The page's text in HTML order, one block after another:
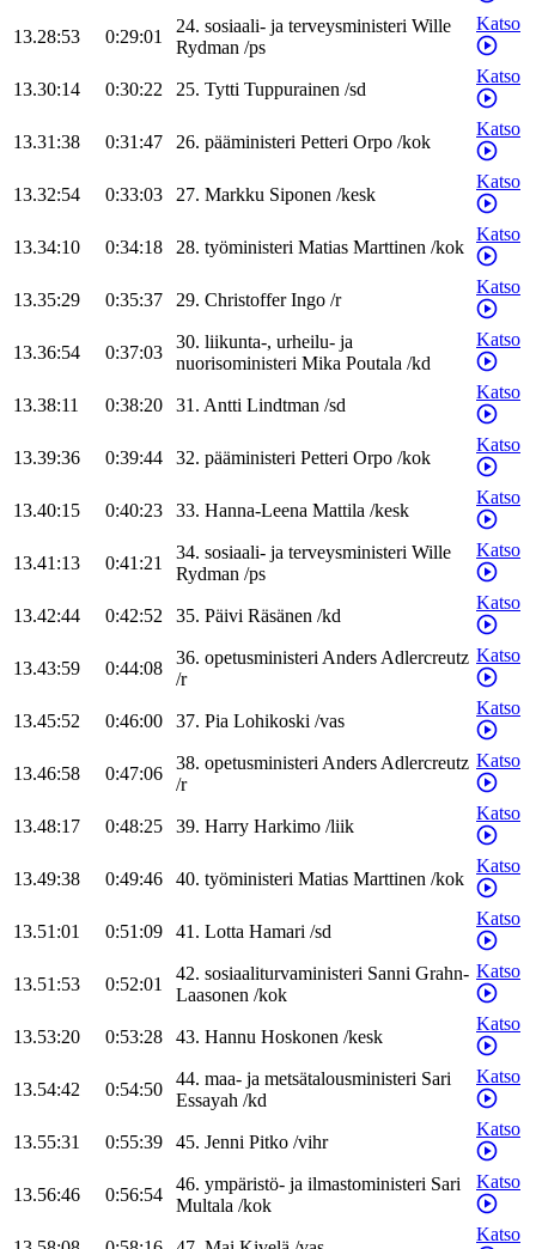
13.28:53 0:29:01
24. sosiaali- ja terveysministeri Wille
Rydman /ps
Katso
13.30:14 0:30:22 25. Tytti Tuppurainen /sd
Katso
13.31:38 0:31:47 26. pääministeri Petteri Orpo /kok
Katso
13.32:54 0:33:03 27. Markku Siponen /kesk
Katso
13.34:10 0:34:18 28. työministeri Matias Marttinen /kok
Katso
13.35:29 0:35:37 29. Christoffer Ingo /r
Katso
13.36:54 0:37:03
30. liikunta-, urheilu- ja
nuorisoministeri Mika Poutala /kd
Katso
13.38:11 0:38:20 31. Antti Lindtman /sd
Katso
13.39:36 0:39:44 32. pääministeri Petteri Orpo /kok
Katso
13.40:15 0:40:23 33. Hanna-Leena Mattila /kesk
Katso
13.41:13 0:41:21
34. sosiaali- ja terveysministeri Wille
Rydman /ps
Katso
13.42:44 0:42:52 35. Päivi Räsänen /kd
Katso
13.43:59 0:44:08
36. opetusministeriAndersAdlercreutz
/r
Katso
13.45:52 0:46:00 37. Pia Lohikoski /vas
Katso
13.46:58 0:47:06
38. opetusministeriAndersAdlercreutz
/r
Katso
13.48:17 0:48:25 39. Harry Harkimo /liik
Katso
13.49:38 0:49:46 40. työministeri Matias Marttinen /kok
Katso
13.51:01 0:51:09 41. Lotta Hamari /sd
Katso
13.51:53 0:52:01
42. sosiaaliturvaministeri Sanni Grahn-
Laasonen /kok
Katso
13.53:20 0:53:28 43. Hannu Hoskonen /kesk
Katso
13.54:42 0:54:50
44. maa- ja metsätalousministeri Sari
Essayah /kd
Katso
13.55:31 0:55:39 45. Jenni Pitko /vihr
Katso
13.56:46 0:56:54
46. ympäristö- ja ilmastoministeri Sari
Multala /kok
Katso
Katso